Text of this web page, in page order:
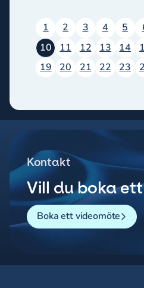
1 2 3 4 5
10
11 12 13 14
19
20 21 22 23
Kontakt
Vill du boka
Boka ett videomöte